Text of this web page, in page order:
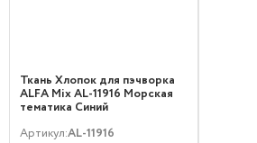
Ткань Хлопок для пэчворка
ALFA Mix AL-11916 Морская
тематика Синий
Артикул:AL-11916